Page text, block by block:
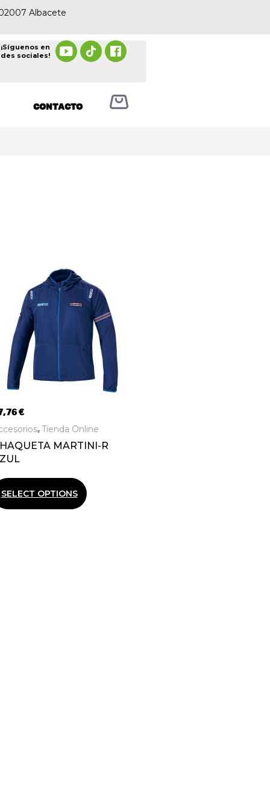
Albacete
¡Síguenos en
sociales!
CONTACTO
€
, Tienda Online
MARTINI-R
SELECT OPTIONS